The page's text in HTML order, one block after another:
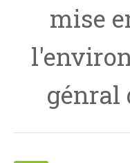
mise
génral